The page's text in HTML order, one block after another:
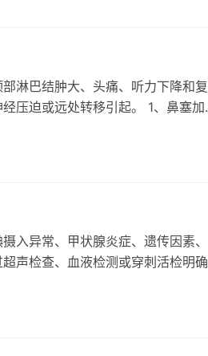
淋巴结肿大、头痛、听力下降和复
压迫或远处转移引起。 1、鼻塞加
入异常、甲状腺炎症、遗传因素
声检查、血液检测或穿刺活检明